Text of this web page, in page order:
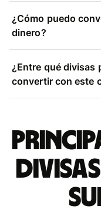
¿Cómo puedo
dinero?
¿Entre qué divisas
convertir con este